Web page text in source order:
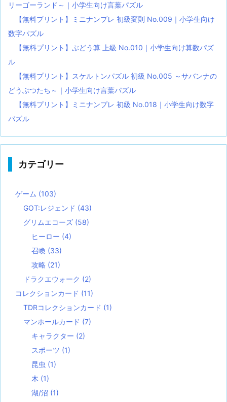
リーゴーランド～｜小学生向け言葉パズル
【無料プリント】ミニナンプレ 初級変則 No.009｜小学生向け
数字パズル
【無料プリント】ぶどう算 上級 No.010｜小学生向け算数パズ
ル
【無料プリント】スケルトンパズル 初級 No.005 ～サバンナの
どうぶつたち～｜小学生向け言葉パズル
【無料プリント】ミニナンプレ 初級 No.018｜小学生向け数字
パズル
カテゴリー
ゲーム (103)
GOT:レジェンド (43)
グリムエコーズ (58)
ヒーロー (4)
召喚 (33)
攻略 (21)
ドラクエウォーク (2)
コレクションカード (11)
TDRコレクションカード (1)
マンホールカード (7)
キャラクター (2)
スポーツ (1)
昆虫 (1)
木 (1)
湖/沼 (1)